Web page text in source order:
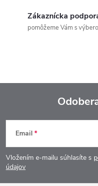
Zákaznícka
pomôžeme Vám s
Z
á
p
Email
Vložením e-mailu súhlasíte s
údajov